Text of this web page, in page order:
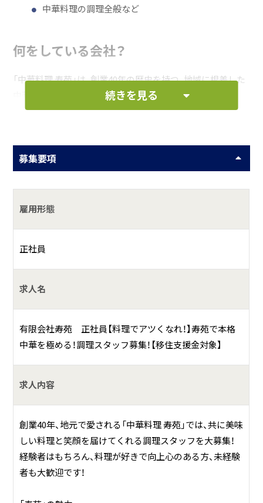
中華料理の調理全般など
何をしている会社？
「中華料理 寿苑」は、創業40年の歴史を持つ、地域に根差した
地元農家の新鮮な野菜など、厳選された食材を使った本格的
タッフ同士の仲が良く、未経験者でも安心して働ける環境で
す。
続きを見る
募集要項
雇用形態
正社員
求人名
有限会社寿苑 正社員【料理でアツくなれ！】寿苑で本格
中華を極める！調理スタッフ募集！【移住支援金対象】
求人内容
創業40年、地元で愛される「中華料理 寿苑」では、共に美味
しい料理と笑顔を届けてくれる調理スタッフを大募集！
経験者はもちろん、料理が好きで向上心のある方、未経験
者も大歓迎です！